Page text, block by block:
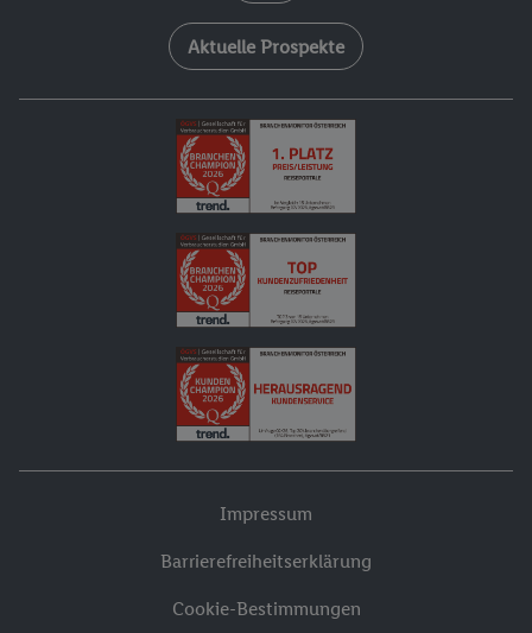
Aktuelle Prospekte
Impressum
Barrierefreiheitserklärung
Cookie-Bestimmungen